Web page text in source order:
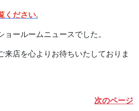
ください.
ョールームニュースでした。
来店を心よりお待ちいたしておりま
次のページ